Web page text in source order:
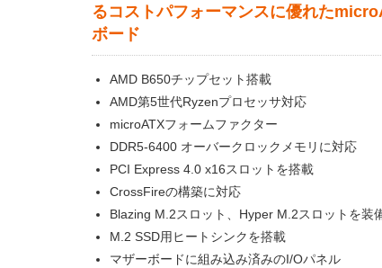
るコストパフォーマンスに優れた
ボード
AMD B650チップセット搭載
AMD第5世代Ryzenプロセッサ対応
microATXフォームファクター
DDR5-6400 オーバークロックメモリに対応
PCI Express 4.0 x16スロットを搭載
CrossFireの構築に対応
Blazing M.2スロット、Hyper M.2スロットを装
M.2 SSD用ヒートシンクを搭載
マザーボードに組み込み済みのI/Oパネル